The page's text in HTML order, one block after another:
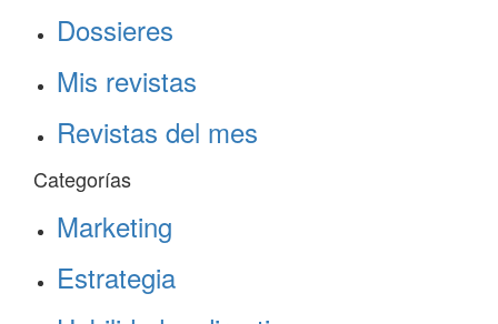
Dossieres
Mis revistas
Revistas del mes
Categorías
Marketing
Estrategia